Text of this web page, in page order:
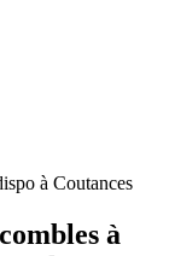
à Coutances
à